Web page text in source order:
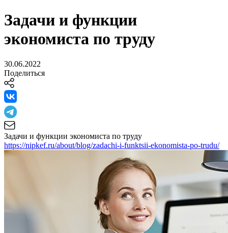
Задачи и функции
экономиста по труду
30.06.2022
Поделиться
Задачи и функции экономиста по труду
https://nipkef.ru/about/blog/zadachi-i-funktsii-ekonomista-po-trudu/